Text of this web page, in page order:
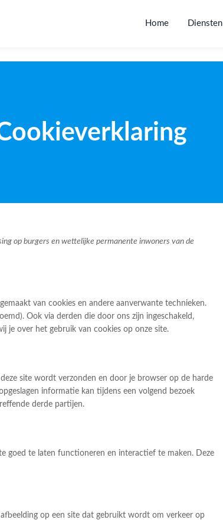
Home Diensten
op burgers en wettelijke permanente inwoners van de
van cookies en andere aanverwante technieken.
Ook via derden die door ons zijn ingeschakeld,
je over het gebruik van cookies op onze site.
site wordt verzonden en door je browser op de harde
informatie kan tijdens een volgend bezoek
derde partijen.
goed te laten functioneren en interactief te maken. Deze
op een site dat gebruikt wordt om verkeer op